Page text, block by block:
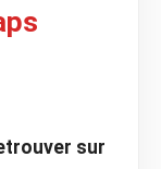
sur